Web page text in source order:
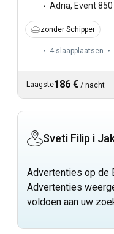
Adria, Event 850
zonder Schipper
4 slaapplaatsen
Laagste186 € / nacht
Sveti Filip i
Advertenties op de
Advertenties
voldoen aan uw